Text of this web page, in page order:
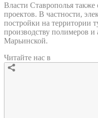
Власти Ставрополья также
проектов. В частности,
постройки на территории
производству полимеров и
Марьинской.
Читайте нас в